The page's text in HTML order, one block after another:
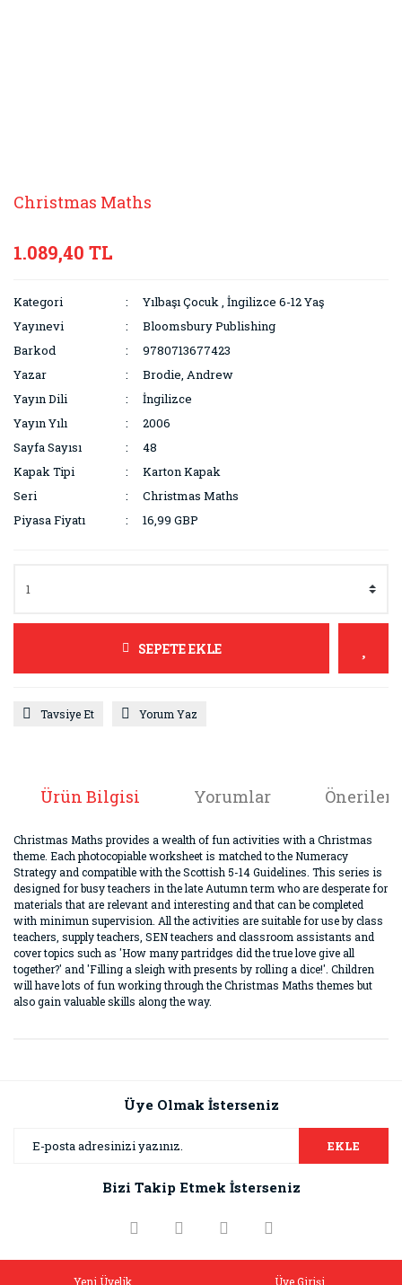
Christmas Maths
1.089,40 TL
Kategori Yılbaşı Çocuk,İngilizce 6-12 Yaş
Yayınevi
Bloomsbury Publishing
Barkod
9780713677423
Yazar
Brodie, Andrew
Yayın Dili
İngilizce
Yayın Yılı
2006
Sayfa Sayısı
48
Kapak Tipi
Karton Kapak
Seri
Christmas Maths
Piyasa Fiyatı
16,99 GBP
SEPETE EKLE
Tavsiye Et Yorum Yaz
Ürün Bilgisi Yorumlar
Christmas Maths provides a wealth of fun activities with a Christmas
theme. Each photocopiable worksheet is matched to the Numeracy
Strategy and compatible with the Scottish 5-14 Guidelines. This series is
designed for busy teachers in the late Autumn term who are desperate for
materials that are relevant and interesting and that can be completed
with minimun supervision. All the activities are suitable for use by class
teachers, supply teachers, SEN teachers and classroom assistants and
cover topics such as 'How many partridges did the true love give all
together?' and 'Filling a sleigh with presents by rolling a dice!'. Children
will have lots of fun working through the Christmas Maths themes but
also gain valuable skills along the way.
Görüş ve önerileriniz için teşekkür ederiz.
Ürün resmi kalitesiz, bozuk veya görüntülenemiyor.
Ürün bilgilerinde hatalar bulunuyor.
Üye Olmak İsterseniz
EKLE
Bizi Takip Etmek İsterseniz
Yeni Üyelik Üye Girişi